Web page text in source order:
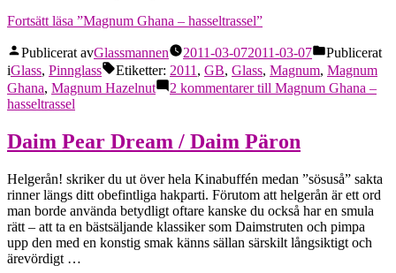
Fortsätt läsa ”Magnum Ghana – hasseltrassel”
Publicerat avGlassmannen 2011-03-072011-03-07
Publicerat
iGlass, Pinnglass Etiketter: 2011, GB, Glass, Magnum, Magnum
Ghana, Magnum Hazelnut 2 kommentarertill Magnum Ghana –
hasseltrassel
Daim Pear Dream / Daim Päron
Helgerån! skriker du ut över hela Kinabuffén medan ”sösuså” sakta
rinner längs ditt obefintliga hakparti. Förutom att helgerån är ett ord
man borde använda betydligt oftare kanske du också har en smula
rätt – att ta en bästsäljande klassiker som Daimstruten och pimpa
upp den med en konstig smak känns sällan särskilt långsiktigt och
ärevördigt …